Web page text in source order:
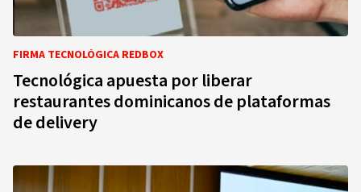
FIRMA TECNOLÓGICA REDBOX
Tecnológica apuesta por liberar
restaurantes dominicanos de plataformas
de delivery